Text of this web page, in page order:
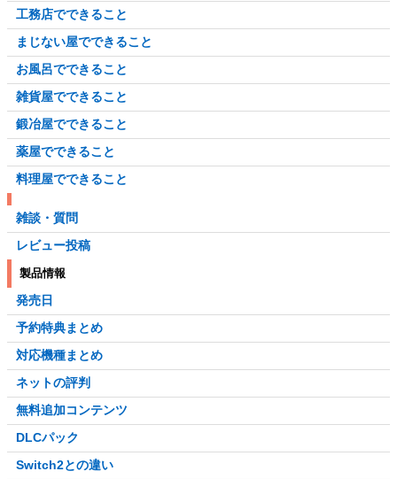
工務店でできること
まじない屋でできること
お風呂でできること
雑貨屋でできること
鍛冶屋でできること
薬屋でできること
料理屋でできること
雑談・質問
レビュー投稿
製品情報
発売日
予約特典まとめ
対応機種まとめ
ネットの評判
無料追加コンテンツ
DLCパック
Switch2との違い